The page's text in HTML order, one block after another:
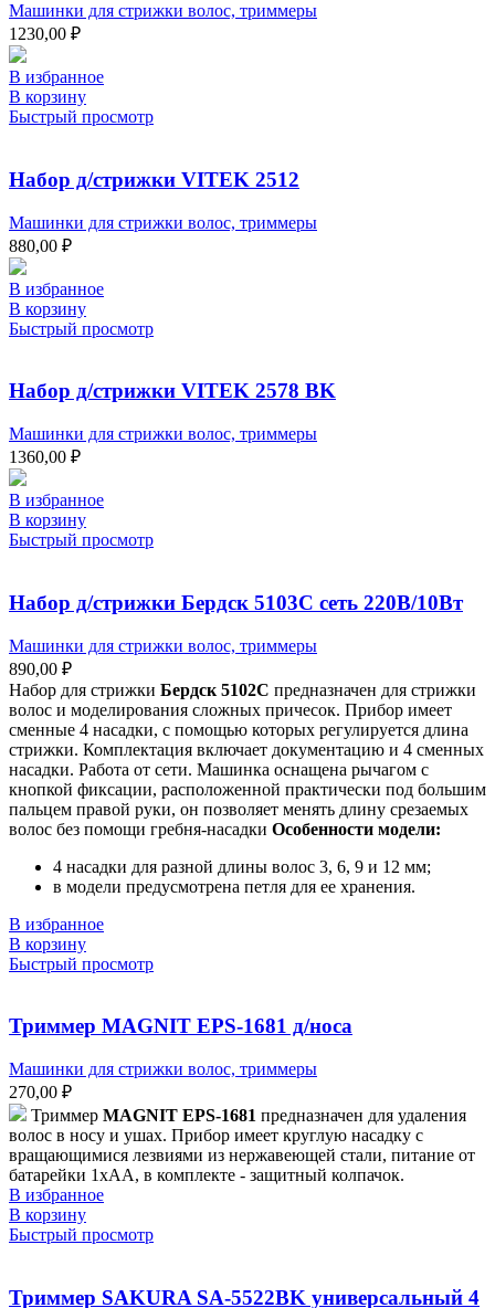
Машинки для стрижки волос, триммеры
1230,00 ₽
В избранное
В корзину
Быстрый просмотр
Набор д/стрижки VITEK 2512
Машинки для стрижки волос, триммеры
880,00 ₽
В избранное
В корзину
Быстрый просмотр
Набор д/стрижки VITEK 2578 BK
Машинки для стрижки волос, триммеры
1360,00 ₽
В избранное
В корзину
Быстрый просмотр
Набор д/стрижки Бердск 5103С сеть 220В/10Вт
Машинки для стрижки волос, триммеры
890,00 ₽
Набор для стрижки Бердск 5102С предназначен для стрижки
волос и моделирования сложных причесок. Прибор имеет
сменные 4 насадки, с помощью которых регулируется длина
стрижки. Комплектация включает документацию и 4 сменных
насадки. Работа от сети. Машинка оснащена рычагом с
кнопкой фиксации, расположенной практически под большим
пальцем правой руки, он позволяет менять длину срезаемых
волос без помощи гребня-насадки Особенности модели:
4 насадки для разной длины волос 3, 6, 9 и 12 мм;
в модели предусмотрена петля для ее хранения.
В избранное
В корзину
Быстрый просмотр
Триммер MAGNIT EPS-1681 д/носа
Машинки для стрижки волос, триммеры
270,00 ₽
Триммер MAGNIT EPS-1681 предназначен для удаления
волос в носу и ушах. Прибор имеет круглую насадку с
вращающимися лезвиями из нержавеющей стали, питание от
батарейки 1хАА, в комплекте - защитный колпачок.
В избранное
В корзину
Быстрый просмотр
Триммер SAKURA SA-5522BK универсальный 4